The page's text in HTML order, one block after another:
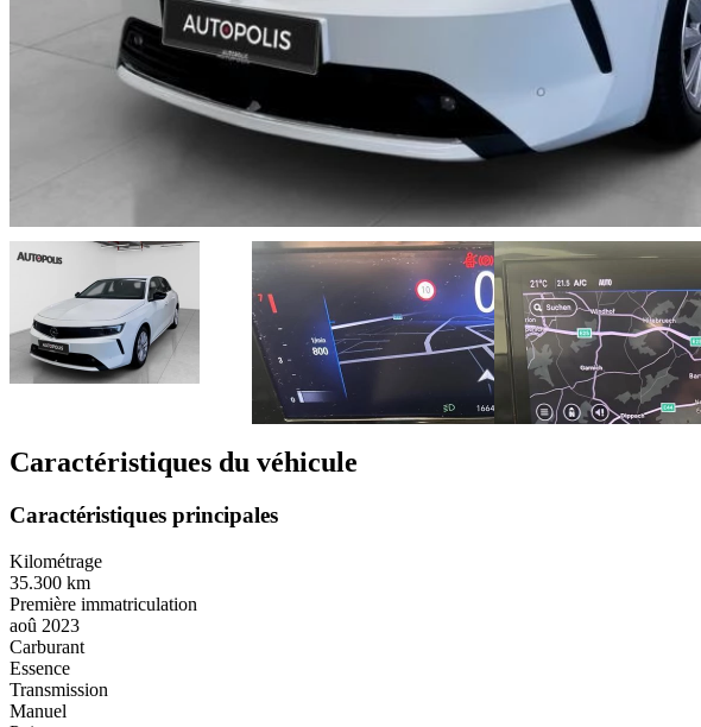
Caractéristiques du véhicule
Caractéristiques principales
Kilométrage
35.300 km
Première immatriculation
aoû 2023
Carburant
Essence
Transmission
Manuel